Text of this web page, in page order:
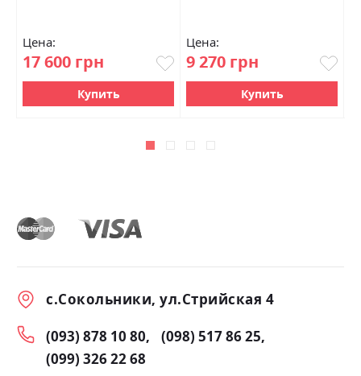
Цена:
17 600 грн
Купить
Цена:
9 270 грн
Купить
с.Сокольники, ул.Стрийская 4
(093) 878 10 80
(098) 517 86 25
(099) 326 22 68